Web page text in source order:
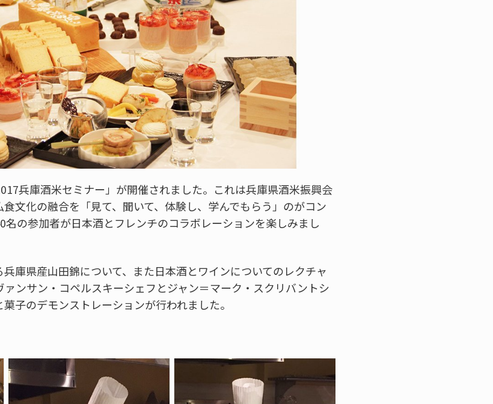
兵庫酒米セミナー」が開催されました。これは兵庫県酒米振興会
文化の融合を「見て、聞いて、体験し、学んでもらう」のがコン
の参加者が日本酒とフレンチのコラボレーションを楽しみまし
庫県産山田錦について、また日本酒とワインについてのレクチャ
ンサン・コペルスキーシェフとジャン＝マーク・スクリバントシ
子のデモンストレーションが行われました。